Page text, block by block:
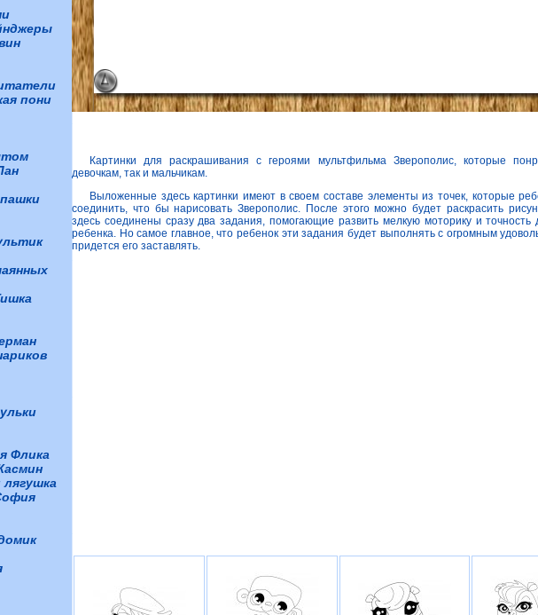
пони
Флика
лягушка
Картинки для раскрашивания с героями мультфильма Зверополис, которые
девочкам, так и мальчикам.
Выложенные здесь картинки имеют в своем составе элементы из точек, которые
соединить, что бы нарисовать Зверополис. После этого можно будет раскрасить
здесь соединены сразу два задания, помогающие развить мелкую моторику и точность
ребенка. Но самое главное, что ребенок эти задания будет выполнять с огромным
придется его заставлять.